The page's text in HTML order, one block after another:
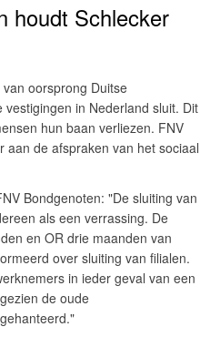
houdt Schlecker
oorsprong Duitse
in Nederland sluit. Dit
hun baan verliezen. FNV
aan de afspraken van het sociaal
Bondgenoten: "De sluiting van
als een verrassing. De
en OR drie maanden van
over sluiting van filialen.
in ieder geval van een
de oude